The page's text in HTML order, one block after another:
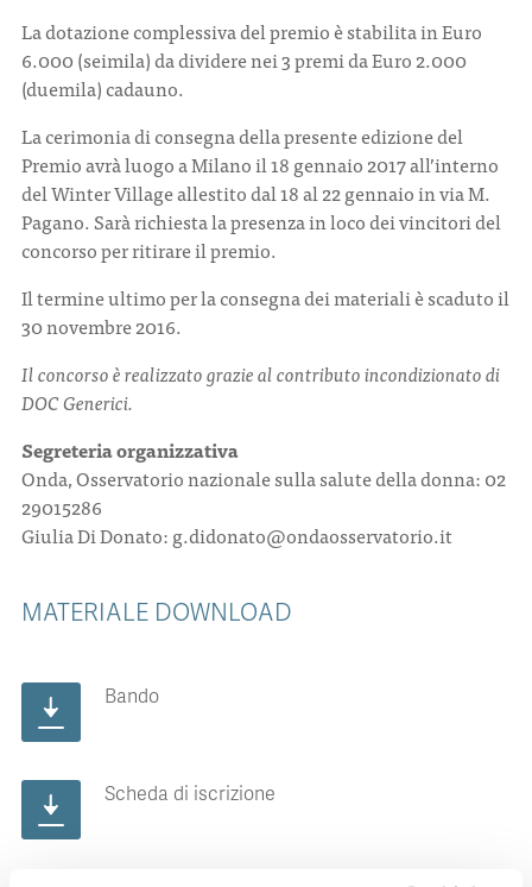
La dotazione complessiva del premio è stabilita in Euro
6.000 (seimila) da dividere nei 3 premi da Euro 2.000
(duemila) cadauno.
La cerimonia di consegna della presente edizione del
Premio avrà luogo a Milano il 18 gennaio 2017 all’interno
del Winter Village allestito dal 18 al 22 gennaio in via M.
Pagano. Sarà richiesta la presenza in loco dei vincitori del
concorso per ritirare il premio.
Il termine ultimo per la consegna dei materiali è scaduto il
30 novembre 2016.
Il concorso è realizzato grazie al contributo incondizionato di
DOC Generici.
Segreteria organizzativa
Onda, Osservatorio nazionale sulla salute della donna: 02
29015286
Giulia Di Donato: g.didonato@ondaosservatorio.it
MATERIALE DOWNLOAD
Bando
Scheda di iscrizione